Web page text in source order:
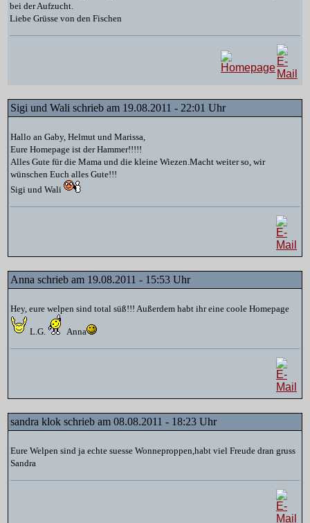
bei der Aufzucht.
Liebe Grüsse von den Fischen
Sigi und Wali schrieb am 19.08.2011 - 22:01 Uhr
Hallo an Gaby, Helmut und Marissa,
Eure Homepage ist der Hammer!!!!!
Alles Gute für die Mama und die kleine Wiezen.Macht weiter so, wir
wünschen Euch alles Gute!!!
Sigi und Wali
Anna schrieb am 19.08.2011 - 15:53 Uhr
Hey, eure welpen sind total süß!!! Außerdem habt ihr eine coole Homepage
L.G. Anna
sandra klok schrieb am 08.08.2011 - 18:23 Uhr
Eure Welpen sind ja echte suesse Wonneproppen,habt viel Freude dran gruss
Sandra